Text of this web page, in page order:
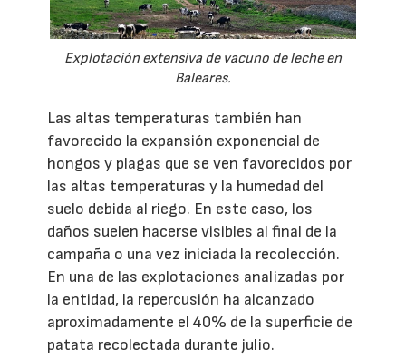
Explotación extensiva de vacuno de leche en
Baleares.
Las altas temperaturas también han
favorecido la expansión exponencial de
hongos y plagas que se ven favorecidos por
las altas temperaturas y la humedad del
suelo debida al riego. En este caso, los
daños suelen hacerse visibles al final de la
campaña o una vez iniciada la recolección.
En una de las explotaciones analizadas por
la entidad, la repercusión ha alcanzado
aproximadamente el 40% de la superficie de
patata recolectada durante julio.